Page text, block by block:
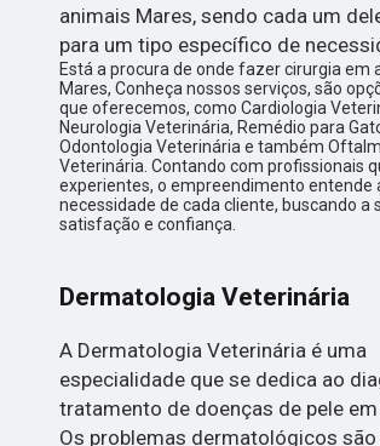
animais Mares, sendo cada um
para um tipo específico de
Está a procura de onde fazer cirurgia em
Mares, Conheça nossos serviços, são
que oferecemos, como Cardiologia
Neurologia Veterinária, Remédio para
Odontologia Veterinária e também
Veterinária. Contando com profissionais
experientes, o empreendimento entende
necessidade de cada cliente, buscando a
satisfação e confiança.
Dermatologia Veterinária
A Dermatologia Veterinária é uma
especialidade que se dedica ao
tratamento de doenças de pele
Os problemas dermatológicos